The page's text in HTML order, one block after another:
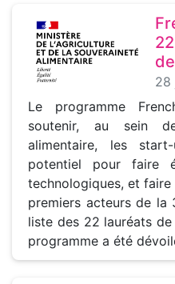
28
Le programme
soutenir, au sein
alimentaire, les
potentiel pour faire
technologiques, et faire
premiers acteurs de la
liste des 22 lauréats
programme a été